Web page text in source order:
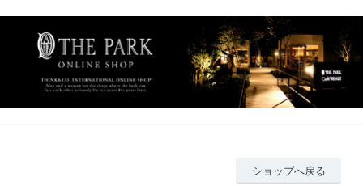
ショップへ戻る